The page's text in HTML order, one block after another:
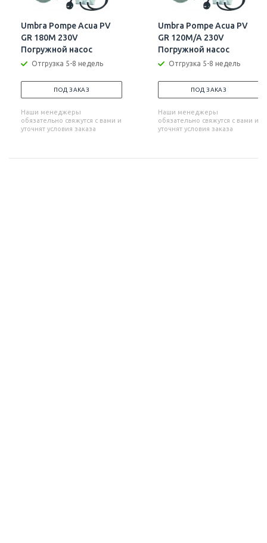
Umbra Pompe Acua PV
GR 180M 230V
Погружной насос
Отгрузка 5-8 недель
ПОД ЗАКАЗ
Наши менеджеры
обязательно свяжутся с вами и
уточнят условия заказа
Umbra Pompe Acua PV
GR 120M/A 230V
Погружной насос
Отгрузка 5-8 недель
ПОД ЗАКАЗ
Наши менеджеры
обязательно свяжутся с вами и
уточнят условия заказа